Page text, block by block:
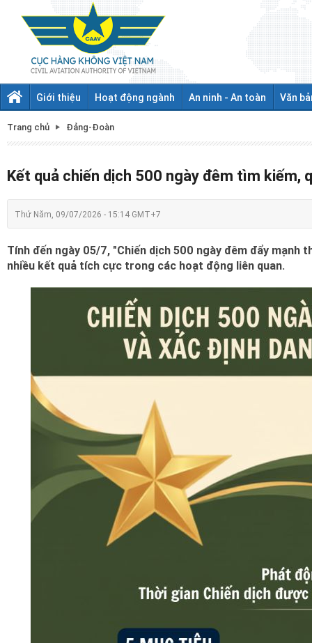
Giới thiệu Hoạt động ngành An ninh - An toàn Văn
Trang chủ Đảng-Đoàn
Kết quả chiến dịch 500 ngày đêm tìm
Thứ Năm, 09/07/2026 - 15:14 GMT+7
Tính đến ngày 05/7, "Chiến dịch 500 ngày đêm đẩy
nhiều kết quả tích cực trong các hoạt động liên quan.